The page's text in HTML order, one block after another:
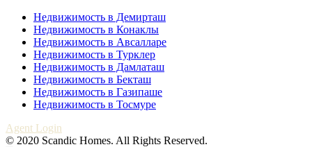
Недвижимость в Демирташ
Недвижимость в Конаклы
Недвижимость в Авсалларе
Недвижимость в Турклер
Недвижимость в Дамлаташ
Недвижимость в Бекташ
Недвижимость в Газипаше
Недвижимость в Тосмуре
Agent Login
© 2020 Scandic Homes. All Rights Reserved.